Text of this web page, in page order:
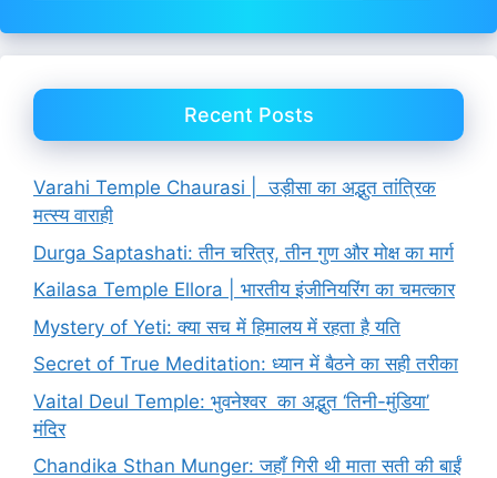
Recent Posts
Varahi Temple Chaurasi | उड़ीसा का अद्भुत तांत्रिक
मत्स्य वाराही
Durga Saptashati: तीन चरित्र, तीन गुण और मोक्ष का मार्ग
Kailasa Temple Ellora | भारतीय इंजीनियरिंग का चमत्कार
Mystery of Yeti: क्या सच में हिमालय में रहता है यति
Secret of True Meditation: ध्यान में बैठने का सही तरीका
Vaital Deul Temple: भुवनेश्वर का अद्भुत ‘तिनी-मुंडिया’
मंदिर
Chandika Sthan Munger: जहाँ गिरी थी माता सती की बाईं